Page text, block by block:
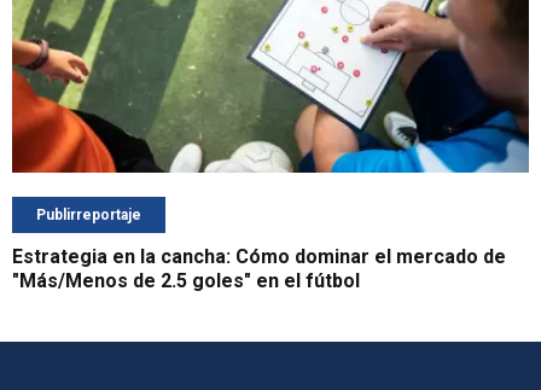
Publirreportaje
Estrategia en la cancha: Cómo dominar el mercado de
"Más/Menos de 2.5 goles" en el fútbol